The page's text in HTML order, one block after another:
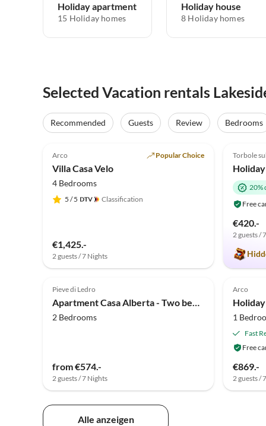
Holiday apartment
15 Holiday homes
Holiday house
8 Holiday homes
Selected Vacation rentals
Recommended Guests Review Bedrooms
Super Host
Top-Listing
Arco Popular Choice
Villa Casa Velo
4 Bedrooms
5 / 5 Classification
€1,425.-
2 guests / 7 Nights
Torbole
20%
Free
€420.-
2 guests /
Pieve di Ledro
Apartment Casa Alberta - Two bedrooms
2 Bedrooms
from €574.-
2 guests / 7 Nights
Arco
1
Fast
Free
€869.-
2 guests /
Alle anzeigen